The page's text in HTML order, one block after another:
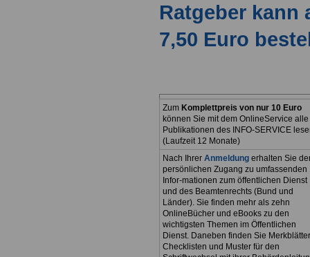
Ratgeber kann
7,50 Euro
Zum Komplettpreis von nur 10 Euro
können Sie mit dem OnlineService alle
Publikationen des INFO-SERVICE
(Laufzeit 12 Monate)
Nach Ihrer Anmeldung erhalten Sie
persönlichen Zugang zu umfassenden
Infor-mationen zum öffentlichen Dienst
und des Beamtenrechts (Bund und
Länder). Sie finden mehr als zehn
OnlineBücher und eBooks zu den
wichtigsten Themen im Öffentlichen
Dienst. Daneben finden Sie
Checklisten und Muster für den